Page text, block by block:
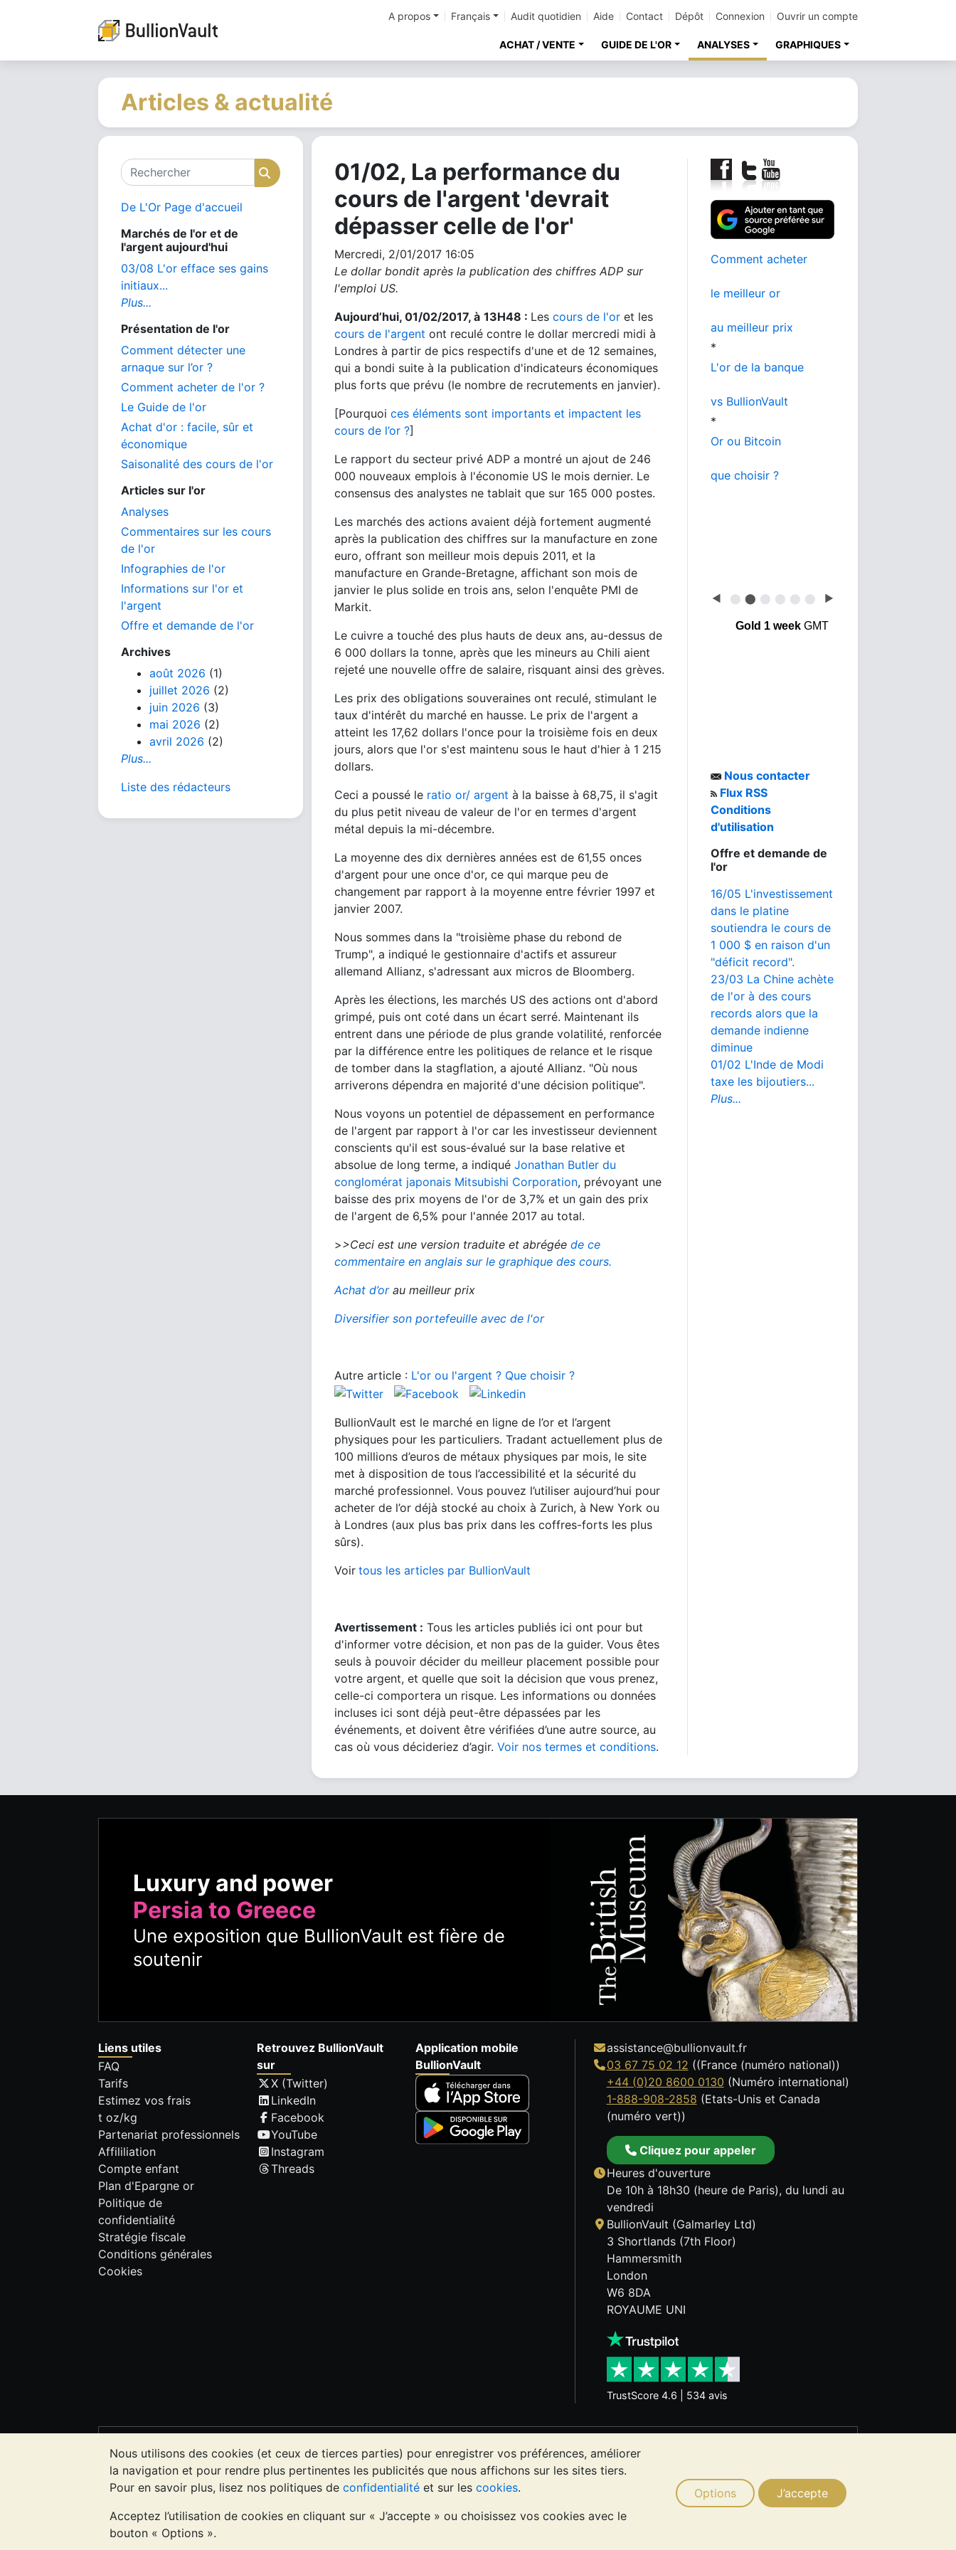
Nous utilisons des cookies (et ceux de tierces parties) pour enregistrer vos préférences, améliorer
la navigation et pour rendre plus pertinentes les publicités que nous affichons sur les sites tiers.
Pour en savoir plus, lisez nos politiques de confidentialité et sur les cookies.
Acceptez l’utilisation de cookies en cliquant sur « J’accepte » ou choisissez vos cookies avec le
bouton « Options ».
Options J’accepte
A propos Français Audit quotidien Aide Contact Dépôt Connexion Ouvrir un compte
ACHAT / VENTE GUIDE DE L'OR ANALYSES GRAPHIQUES
Articles & actualité
Rechercher Rechercher
De L'Or Page d'accueil
Marchés de l'or et de
l'argent aujourd'hui
03/08 L'or efface ses gains
initiaux...
Plus...
Présentation de l'or
Comment détecter une
arnaque sur l’or ?
Comment acheter de l'or ?
Le Guide de l'or
Achat d'or : facile, sûr et
économique
Saisonalité des cours de l'or
Articles sur l'or
Analyses
Commentaires sur les cours
de l'or
Infographies de l'or
Informations sur l'or et
l'argent
Offre et demande de l'or
Archives
août 2026 (1)
juillet 2026 (2)
juin 2026 (3)
mai 2026 (2)
avril 2026 (2)
Plus...
Liste des rédacteurs
01/02, La performance du
cours de l'argent 'devrait
dépasser celle de l'or'
Mercredi, 2/01/2017 16:05
Le dollar bondit après la publication des chiffres ADP sur
l'emploi US.
Aujourd’hui, 01/02/2017, à 13H48 : Les cours de l'or et les
cours de l'argent ont reculé contre le dollar mercredi midi à
Londres à partir de pics respectifs d'une et de 12 semaines,
qui a bondi suite à la publication d'indicateurs économiques
plus forts que prévu (le nombre de recrutements en janvier).
[Pourquoi ces éléments sont importants et impactent les
cours de l’or ?]
Le rapport du secteur privé ADP a montré un ajout de 246
000 nouveaux emplois à l'économie US le mois dernier. Le
consensus des analystes ne tablait que sur 165 000 postes.
Les marchés des actions avaient déjà fortement augmenté
après la publication des chiffres sur la manufacture en zone
euro, offrant son meilleur mois depuis 2011, et la
manufacture en Grande-Bretagne, affichant son mois de
janvier le plus solide en trois ans, selon l'enquête PMI de
Markit.
Le cuivre a touché des plus hauts de deux ans, au-dessus de
6 000 dollars la tonne, après que les mineurs au Chili aient
rejeté une nouvelle offre de salaire, risquant ainsi des grèves.
Les prix des obligations souveraines ont reculé, stimulant le
taux d'intérêt du marché en hausse. Le prix de l'argent a
atteint les 17,62 dollars l'once pour la troisième fois en deux
jours, alors que l'or s'est maintenu sous le haut d'hier à 1 215
dollars.
Ceci a poussé le ratio or/ argent à la baisse à 68,75, il s'agit
du plus petit niveau de valeur de l'or en termes d'argent
métal depuis la mi-décembre.
La moyenne des dix dernières années est de 61,55 onces
d'argent pour une once d'or, ce qui marque peu de
changement par rapport à la moyenne entre février 1997 et
janvier 2007.
Nous sommes dans la "troisième phase du rebond de
Trump", a indiqué le gestionnaire d'actifs et assureur
allemand Allianz, s'adressant aux micros de Bloomberg.
Après les élections, les marchés US des actions ont d'abord
grimpé, puis ont coté dans un écart serré. Maintenant ils
entrent dans une période de plus grande volatilité, renforcée
par la différence entre les politiques de relance et le risque
de tomber dans la stagflation, a ajouté Allianz. "Où nous
arriverons dépendra en majorité d'une décision politique".
Nous voyons un potentiel de dépassement en performance
de l'argent par rapport à l'or car les investisseur deviennent
conscients qu'il est sous-évalué sur la base relative et
absolue de long terme, a indiqué Jonathan Butler du
conglomérat japonais Mitsubishi Corporation, prévoyant une
baisse des prix moyens de l'or de 3,7% et un gain des prix
de l'argent de 6,5% pour l'année 2017 au total.
>>Ceci est une version traduite et abrégée de ce
commentaire en anglais sur le graphique des cours.
Achat d’orau meilleur prix
Diversifier son portefeuille avec de l'or
Autre article : L'or ou l'argent ? Que choisir ?
BullionVault est le marché en ligne de l’or et l’argent
physiques pour les particuliers. Tradant actuellement plus de
100 millions d’euros de métaux physiques par mois, le site
met à disposition de tous l’accessibilité et la sécurité du
marché professionnel. Vous pouvez l’utiliser aujourd’hui pour
acheter de l’or déjà stocké au choix à Zurich, à New York ou
à Londres (aux plus bas prix dans les coffres-forts les plus
sûrs).
Voir tous les articles par BullionVault
Avertissement : Tous les articles publiés ici ont pour but
d'informer votre décision, et non pas de la guider. Vous êtes
seuls à pouvoir décider du meilleur placement possible pour
votre argent, et quelle que soit la décision que vous prenez,
celle-ci comportera un risque. Les informations ou données
incluses ici sont déjà peut-être dépassées par les
événements, et doivent être vérifiées d’une autre source, au
cas où vous décideriez d’agir. Voir nos termes et conditions.
Comment acheter
le meilleur or
au meilleur prix
*
L'or de la banque
vs BullionVault
*
Or ou Bitcoin
que choisir ?
◀ ⬤ ⬤ ⬤ ⬤ ⬤ ⬤ ▶
Gold 1 weekGMT
Nous contacter
Flux RSS
Conditions
d'utilisation
Offre et demande de
l'or
16/05 L'investissement
dans le platine
soutiendra le cours de
1 000 $ en raison d'un
"déficit record".
23/03 La Chine achète
de l'or à des cours
records alors que la
demande indienne
diminue
01/02 L'Inde de Modi
taxe les bijoutiers...
Plus...
Luxury and power
Persia to Greece
Une exposition que BullionVault est fière de
soutenir
Liens utiles
FAQ
Tarifs
Estimez vos frais
t oz/kg
Partenariat professionnels
Affililiation
Compte enfant
Plan d'Epargne or
Politique de
confidentialité
Stratégie fiscale
Conditions générales
Cookies
Retrouvez BullionVault
sur
X (Twitter)
LinkedIn
Facebook
YouTube
Instagram
Threads
Application mobile
BullionVault
assistance@bullionvault.fr
03 67 75 02 12 ((France (numéro national))
+44 (0)20 8600 0130 (Numéro international)
1-888-908-2858 (Etats-Unis et Canada
(numéro vert))
Cliquez pour appeler
Heures d'ouverture
De 10h à 18h30 (heure de Paris), du lundi au
vendredi
BullionVault (Galmarley Ltd)
3 Shortlands (7th Floor)
Hammersmith
London
W6 8DA
ROYAUME UNI
TrustScore 4.6 | 534 avis
l'évolution future des cours. Rien sur les sites Internet de BullionVault ou dans ses communications ne constitue un conseil en
investissement. Demander l'avis d'un professionnel est à envisager pour déterminer si la possession de métaux précieux vous convient.
Entreprise enregistrée en Grande-Bretagne (numéro 4943684) BullionVault Ltd © 2026